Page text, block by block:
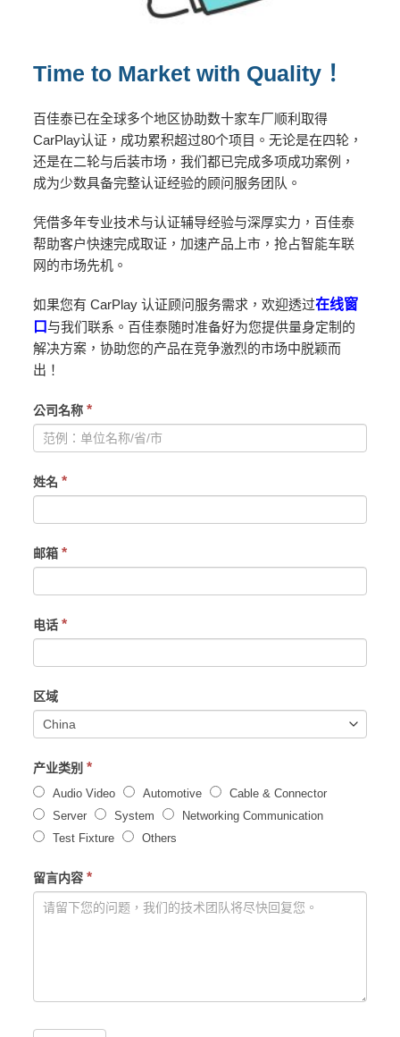
Time to Market with Quality！
百佳泰已在全球多个地区协助数十家车厂顺利取得
CarPlay认证，成功累积超过80个项目。无论是在四轮，
还是在二轮与后装市场，我们都已完成多项成功案例，
成为少数具备完整认证经验的顾问服务团队。
凭借多年专业技术与认证辅导经验与深厚实力，百佳泰
帮助客户快速完成取证，加速产品上市，抢占智能车联
网的市场先机。
如果您有 CarPlay 认证顾问服务需求，欢迎透过在线窗
口与我们联系。百佳泰随时准备好为您提供量身定制的
解决方案，协助您的产品在竞争激烈的市场中脱颖而
出！
If
you
are
leave
blank.
公司名称*
姓名*
邮箱*
电话*
区域
产业类别*
Audio Video Automotive
Cable & Connector
Server
System
Networking Communication
Test Fixture
Others
留言内容*